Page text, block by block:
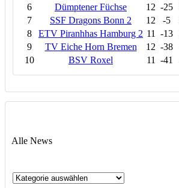
6
Dümptener Füchse 12 -25
7
SSF Dragons Bonn 2 12 -5
8
ETV Piranhhas Hamburg 2 11 -13
9
TV Eiche Horn Bremen 12 -38
10
BSV Roxel 11 -41
Alle News
Alle